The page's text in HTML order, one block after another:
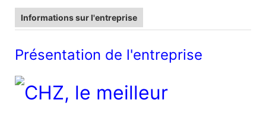
Informations sur l'entreprise
Présentation de l'entreprise